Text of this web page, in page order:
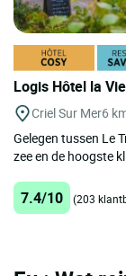
Logis Hôtel la
Criel Sur Mer6
Gelegen tussen Le
zee en de hoogste
7.4/10 (203